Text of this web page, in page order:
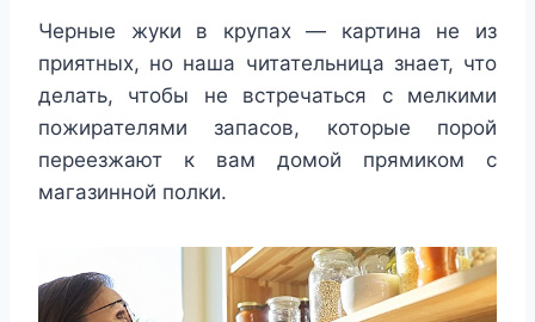
Черные жуки в крупах — картина не из
приятных, но наша читательница знает, что
делать, чтобы не встречаться с мелкими
пожирателями запасов, которые порой
переезжают к вам домой прямиком с
магазинной полки.